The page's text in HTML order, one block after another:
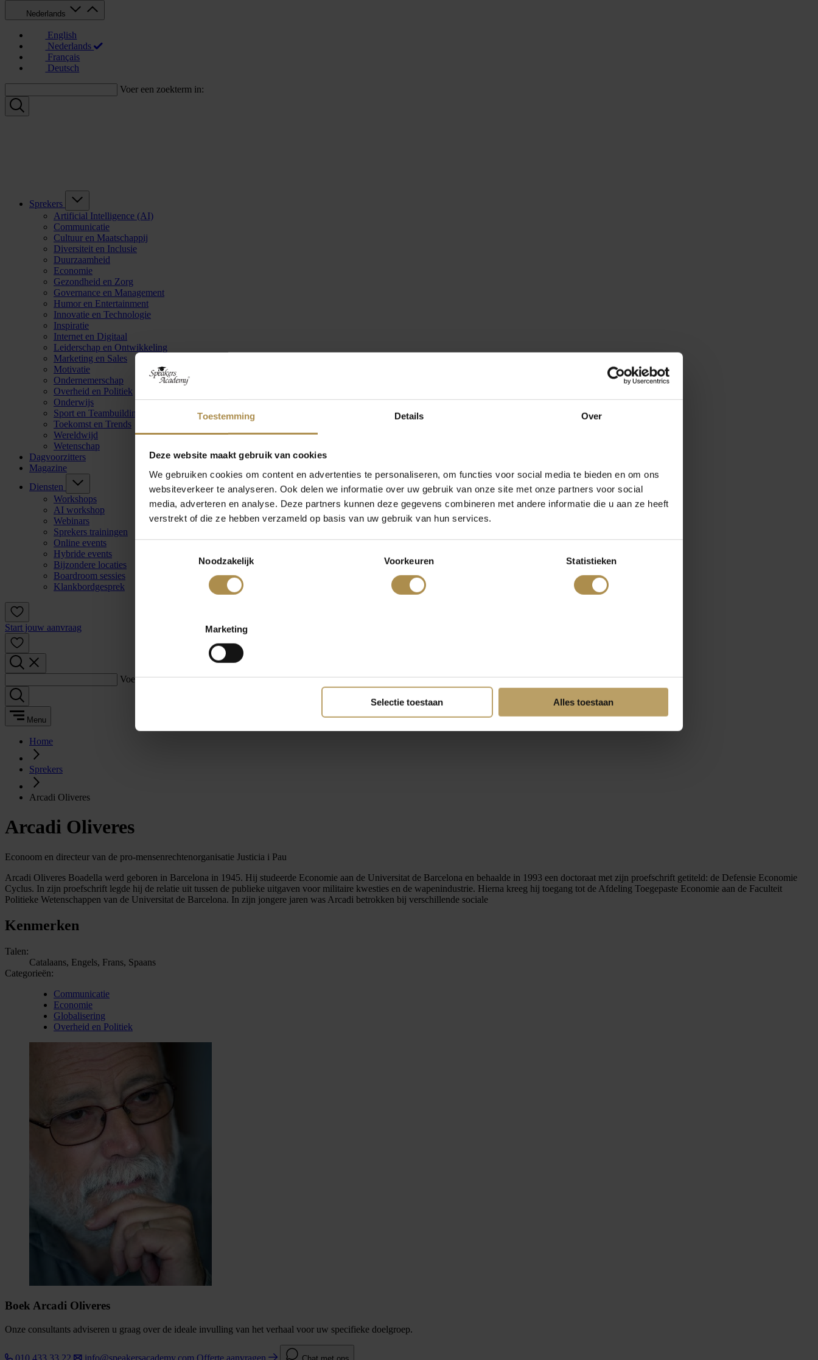
Toestemming Details Over
Deze website maakt gebruik van cookies
We gebruiken cookies om content en advertenties te personaliseren, om functies voor social media te bieden en om ons
websiteverkeer te analyseren. Ook delen we informatie over uw gebruik van onze site met onze partners voor social
media, adverteren en analyse. Deze partners kunnen deze gegevens combineren met andere informatie die u aan ze heeft
verstrekt of die ze hebben verzameld op basis van uw gebruik van hun services.
Noodzakelijk
Voorkeuren Statistieken
Marketing
Selectie toestaan Alles toestaan
Nederlands
English
Nederlands
Français
Deutsch
Voer een zoekterm in:
Sprekers
Artificial Intelligence (AI)
Communicatie
Cultuur en Maatschappij
Diversiteit en Inclusie
Duurzaamheid
Economie
Gezondheid en Zorg
Governance en Management
Humor en Entertainment
Innovatie en Technologie
Inspiratie
Internet en Digitaal
Leiderschap en Ontwikkeling
Marketing en Sales
Motivatie
Ondernemerschap
Overheid en Politiek
Onderwijs
Sport en Teambuilding
Toekomst en Trends
Wereldwijd
Wetenschap
Dagvoorzitters
Magazine
Diensten
Workshops
AI workshop
Webinars
Sprekers trainingen
Online events
Hybride events
Bijzondere locaties
Boardroom sessies
Klankbordgesprek
Start jouw aanvraag
Voer een zoekterm in:
Menu
Home
Sprekers
Arcadi Oliveres
Arcadi Oliveres
Econoom en directeur van de pro-mensenrechtenorganisatie Justicia i Pau
Arcadi Oliveres Boadella werd geboren in Barcelona in 1945. Hij studeerde Economie aan de Universitat de Barcelona en behaalde in 1993 een doctoraat met zijn proefschrift getiteld: de Defensie Economie
Cyclus. In zijn proefschrift legde hij de relatie uit tussen de publieke uitgaven voor militaire kwesties en de wapenindustrie. Hierna kreeg hij toegang tot de Afdeling Toegepaste Economie aan de Faculteit
Politieke Wetenschappen van de Universitat de Barcelona. In zijn jongere jaren was Arcadi betrokken bij verschillende sociale
Kenmerken
Talen:
Catalaans, Engels, Frans, Spaans
Categorieën:
Communicatie
Economie
Globalisering
Overheid en Politiek
Boek Arcadi Oliveres
Onze consultants adviseren u graag over de ideale invulling van het verhaal voor uw specifieke doelgroep.